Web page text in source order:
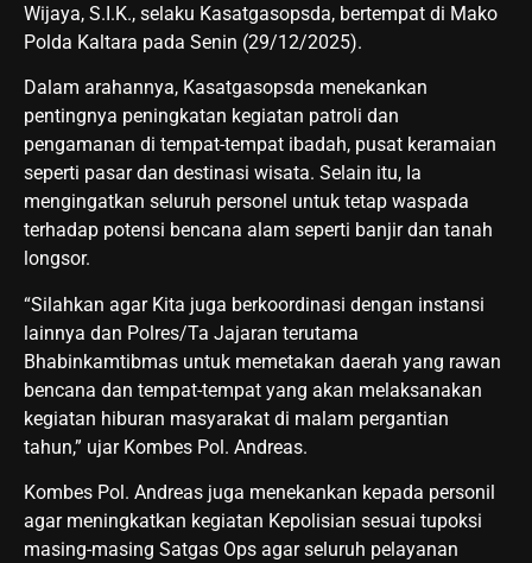
Wijaya, S.I.K., selaku Kasatgasopsda, bertempat di Mako
Polda Kaltara pada Senin (29/12/2025).
Dalam arahannya, Kasatgasopsda menekankan
pentingnya peningkatan kegiatan patroli dan
pengamanan di tempat-tempat ibadah, pusat keramaian
seperti pasar dan destinasi wisata. Selain itu, Ia
mengingatkan seluruh personel untuk tetap waspada
terhadap potensi bencana alam seperti banjir dan tanah
longsor.
“Silahkan agar Kita juga berkoordinasi dengan instansi
lainnya dan Polres/Ta Jajaran terutama
Bhabinkamtibmas untuk memetakan daerah yang rawan
bencana dan tempat-tempat yang akan melaksanakan
kegiatan hiburan masyarakat di malam pergantian
tahun,” ujar Kombes Pol. Andreas.
Kombes Pol. Andreas juga menekankan kepada personil
agar meningkatkan kegiatan Kepolisian sesuai tupoksi
masing-masing Satgas Ops agar seluruh pelayanan